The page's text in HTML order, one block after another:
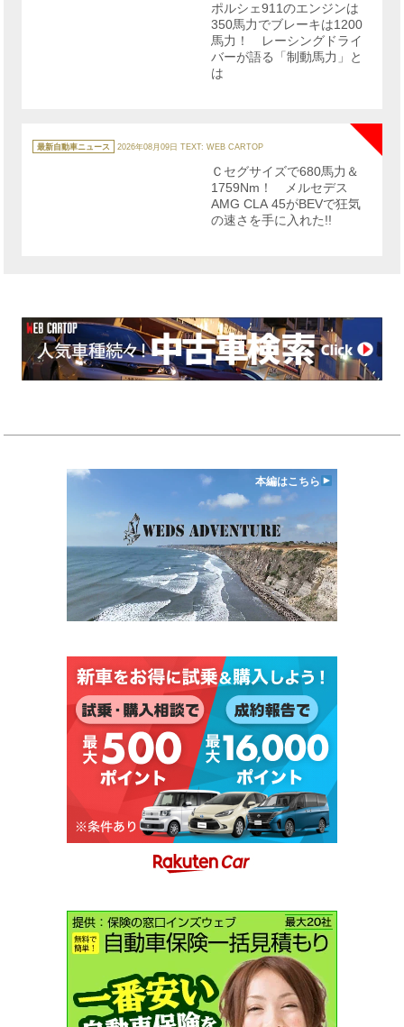
ポルシェ911のエンジンは
350馬力でブレーキは1200
馬力！ レーシングドライ
バーが語る「制動馬力」と
は
テ
ゴ
最新自動車ニュース 2026年08月09日 TEXT: WEB CARTOP
Ｃセグサイズで680馬力＆
1759Nm！ メルセデス
AMG CLA 45がBEVで狂気
の速さを手に入れた!!
本編はこちら